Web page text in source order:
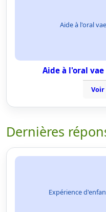
Aide à l'oral
Aide à l'oral
Voir
Dernières
Expérience